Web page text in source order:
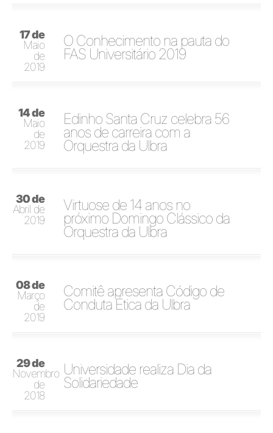
17 de
Maio
de
2019
O Conhecimento na pauta do
FAS Universitário 2019
14 de
Maio
de
2019
Edinho Santa Cruz celebra 56
anos de carreira com a
Orquestra da Ulbra
30 de
Abril de
2019
Virtuose de 14 anos no
próximo Domingo Clássico da
Orquestra da Ulbra
08 de
Março
de
2019
Comitê apresenta Código de
Conduta Ética da Ulbra
29 de
Novembro
de
2018
Universidade realiza Dia da
Solidariedade